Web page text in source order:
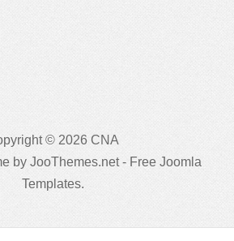
© 2026 CNA
by JooThemes.net - Free Joomla
Templates.